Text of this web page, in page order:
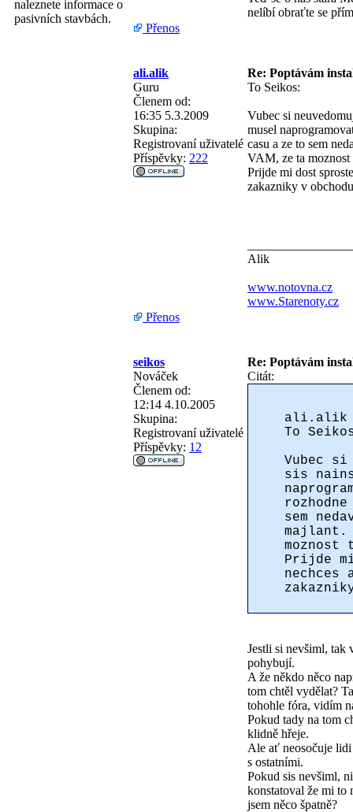
naleznete informace o
pasivních stavbách.
nelíbí obraťte se
Přenos
ali.alik
Re: Poptávám
Guru
Členem od:
16:35 5.3.2009
Skupina:
Registrovaní uživatelé
Příspěvky: 222
To Seikos:
Vubec si
musel
casu a ze to sem
VAM, ze ta
Prijde mi dost
zakazniky v
Alik
www.notovna.cz
www.Starenoty.cz
Přenos
seikos
Re: Poptávám
Nováček
Členem od:
12:14 4.10.2005
Skupina:
Registrovaní uživatelé
Příspěvky: 12
Citát:
ali.alik
To
Vubec
sis
sem
majlant.
Prijde
Jestli si nevšiml, tak
pohybují.
A že někdo něco
tom chtěl vydělat?
tohohle fóra, vidím
Pokud tady na tom
klidně hřeje.
Ale ať neosočuje lidi
s ostatními.
Pokud sis nevšiml,
konstatoval že mi to
jsem něco špatně?